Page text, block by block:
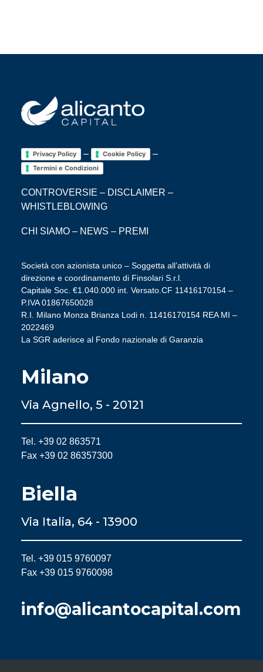
Privacy Policy – Cookie Policy –
Termini e Condizioni
CONTROVERSIE – DISCLAIMER –
WHISTLEBLOWING
CHI SIAMO – NEWS – PREMI
Società con azionista unico – Soggetta all’attività di
direzione e coordinamento di Finsolari S.r.l.
Capitale Soc. €1.040.000 int. Versato.CF 11416170154 –
P.IVA 01867650028
R.I. Milano Monza Brianza Lodi n. 11416170154 REA MI –
2022469
La SGR aderisce al Fondo nazionale di Garanzia
Milano
Via Agnello, 5 - 20121
Tel. +39 02 863571
Fax +39 02 86357300
Biella
Via Italia, 64 - 13900
Tel. +39 015 9760097
Fax +39 015 9760098
info@alicantocapital.com